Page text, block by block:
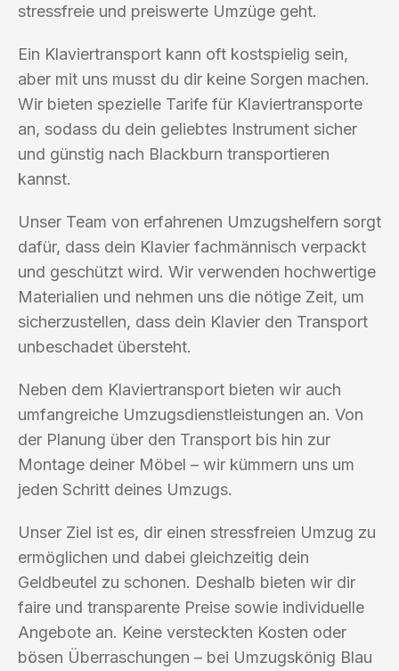
stressfreie und preiswerte Umzüge geht.
Ein Klaviertransport kann oft kostspielig sein,
aber mit uns musst du dir keine Sorgen machen.
Wir bieten spezielle Tarife für Klaviertransporte
an, sodass du dein geliebtes Instrument sicher
und günstig nach Blackburn transportieren
kannst.
Unser Team von erfahrenen Umzugshelfern sorgt
dafür, dass dein Klavier fachmännisch verpackt
und geschützt wird. Wir verwenden hochwertige
Materialien und nehmen uns die nötige Zeit, um
sicherzustellen, dass dein Klavier den Transport
unbeschadet übersteht.
Neben dem Klaviertransport bieten wir auch
umfangreiche Umzugsdienstleistungen an. Von
der Planung über den Transport bis hin zur
Montage deiner Möbel – wir kümmern uns um
jeden Schritt deines Umzugs.
Unser Ziel ist es, dir einen stressfreien Umzug zu
ermöglichen und dabei gleichzeitig dein
Geldbeutel zu schonen. Deshalb bieten wir dir
faire und transparente Preise sowie individuelle
Angebote an. Keine versteckten Kosten oder
bösen Überraschungen – bei Umzugskönig Blau